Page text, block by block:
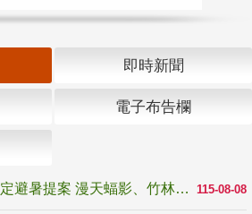
即時新聞
電子布告欄
115-08-08
青年壯遊點精選夏夜限定避暑提案 漫天蝠影、竹林尋蛙、茶香夜觀 邀青年暮色出發